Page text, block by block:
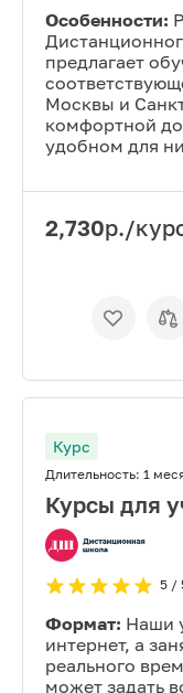
Особенности:
предлагает
Москвы и
комфортной
удобном для
2,730р./
Курс
Длительность: 1
Курсы для
5/
Формат: Наши
интернет, а
реального
может задать